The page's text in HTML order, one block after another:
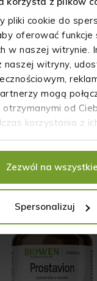
pliki cookie do
oferować funkcje
w naszej witrynie.
naszej witryny,
mogą
otrzymanymi od
korzystania z
Zezwól na wszystkie
Spersonalizuj
Complex+ Biowen 30